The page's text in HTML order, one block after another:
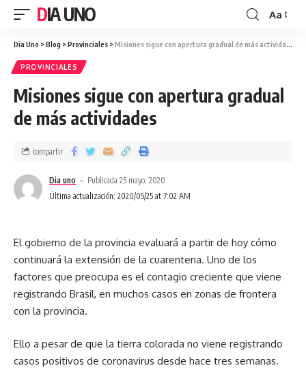
DIA UNO Aa
Dia Uno >Blog >Provinciales >Misiones sigue con apertura gradual de más actividades
PROVINCIALES
Misiones sigue con apertura gradual
de más actividades
Última actualización: 2020/05/25 at 7:02 AM
Dia uno Publicada 25 mayo, 2020
compartir
El gobierno de la provincia evaluará a partir de hoy cómo
continuará la extensión de la cuarentena. Uno de los
factores que preocupa es el contagio creciente que viene
registrando Brasil, en muchos casos en zonas de frontera
con la provincia.
Ello a pesar de que la tierra colorada no viene registrando
casos positivos de coronavirus desde hace tres semanas.